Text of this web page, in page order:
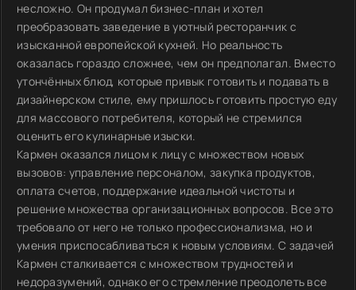
несложно. Он продумал бизнес-план и хотел
преобразовать заведение в уютный ресторанчик с
изысканной европейской кухней. Но реальность
оказалась гораздо сложнее, чем он предполагал. Вместо
утончённых блюд, которые привык готовить и подавать в
дизайнерском стиле, ему пришлось готовить простую еду
для массового потребителя, который не стремился
оценить его кулинарные изыски.
Кармен оказался лицом к лицу с множеством новых
вызовов: управление персоналом, закупка продуктов,
оплата счетов, поддержание идеальной чистоты и
решение множества организационных вопросов. Все это
требовало от него не только профессионализма, но и
умения приспосабливаться к новым условиям. С задачей
Кармен сталкивается с множеством трудностей и
недоразумений, однако его стремление преодолеть все